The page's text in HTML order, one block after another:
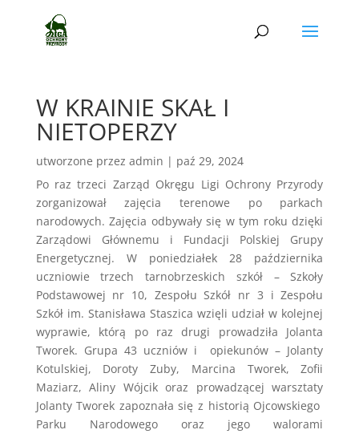
W KRAINIE SKAŁ I
NIETOPERZY
utworzone przez admin | paź 29, 2024
Po raz trzeci Zarząd Okręgu Ligi Ochrony Przyrody
zorganizował zajęcia terenowe po parkach
narodowych. Zajęcia odbywały się w tym roku dzięki
Zarządowi Głównemu i Fundacji Polskiej Grupy
Energetycznej. W poniedziałek 28 października
uczniowie trzech tarnobrzeskich szkół – Szkoły
Podstawowej nr 10, Zespołu Szkół nr 3 i Zespołu
Szkół im. Stanisława Staszica wzięli udział w kolejnej
wyprawie, którą po raz drugi prowadziła Jolanta
Tworek. Grupa 43 uczniów i opiekunów – Jolanty
Kotulskiej, Doroty Zuby, Marcina Tworek, Zofii
Maziarz, Aliny Wójcik oraz prowadzącej warsztaty
Jolanty Tworek zapoznała się z historią Ojcowskiego
Parku Narodowego oraz jego walorami